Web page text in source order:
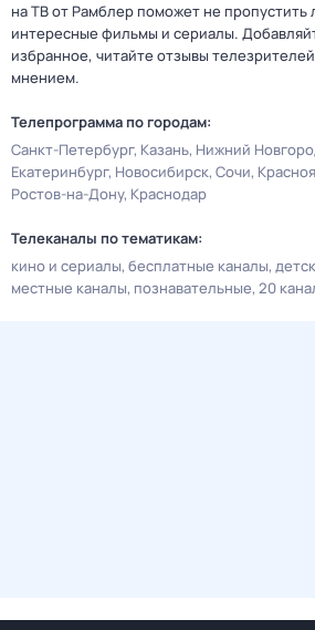
на ТВ от Рамблер поможет не
интересные фильмы и сериалы.
избранное, читайте отзывы
мнением.
Телепрограмма по городам:
Санкт-Петербург Казань Нижний
Екатеринбург Новосибирск Сочи
Ростов-на-Дону Краснодар
Телеканалы по тематикам:
кино и сериалы бесплатные каналы
местные каналы познавательные 20